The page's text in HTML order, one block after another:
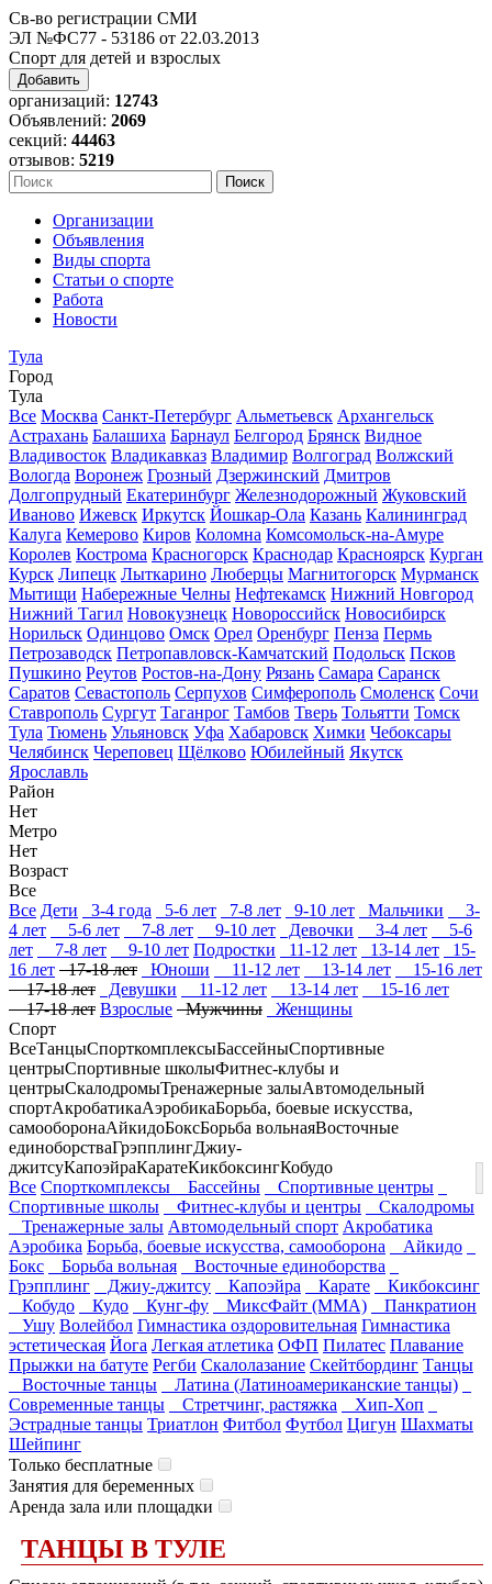
Св-во регистрации СМИ
ЭЛ №ФС77 - 53186 от 22.03.2013
Спорт для детей и взрослых
Добавить
организаций: 12743
Объявлений: 2069
секций: 44463
отзывов: 5219
Организации
Объявления
Виды спорта
Статьи о спорте
Работа
Новости
Тула
Город
Тула
Все Москва Санкт-Петербург Альметьевск Архангельск
Астрахань Балашиха Барнаул Белгород Брянск Видное
Владивосток Владикавказ Владимир Волгоград Волжский
Вологда Воронеж Грозный Дзержинский Дмитров
Долгопрудный Екатеринбург Железнодорожный Жуковский
Иваново Ижевск Иркутск Йошкар-Ола Казань Калининград
Калуга Кемерово Киров Коломна Комсомольск-на-Амуре
Королев Кострома Красногорск Краснодар Красноярск Курган
Курск Липецк Лыткарино Люберцы Магнитогорск Мурманск
Мытищи Набережные Челны Нефтекамск Нижний Новгород
Нижний Тагил Новокузнецк Новороссийск Новосибирск
Норильск Одинцово Омск Орел Оренбург Пенза Пермь
Петрозаводск Петропавловск-Камчатский Подольск Псков
Пушкино Реутов Ростов-на-Дону Рязань Самара Саранск
Саратов Севастополь Серпухов Симферополь Смоленск Сочи
Ставрополь Сургут Таганрог Тамбов Тверь Тольятти Томск
Тула Тюмень Ульяновск Уфа Хабаровск Химки Чебоксары
Челябинск Череповец Щёлково Юбилейный Якутск
Ярославль
Район
Нет
Метро
Нет
Возраст
Все
Все Дети 3-4 года 5-6 лет 7-8 лет 9-10 лет Мальчики
3-
4 лет
5-6 лет 7-8 лет 9-10 лет Девочки 3-4 лет
5-6
лет
7-8 лет 9-10 лет Подростки 11-12 лет 13-14 лет
15-
16 лет 17-18 лет Юноши 11-12 лет 13-14 лет
15-16 лет
17-18 лет
Девушки 11-12 лет 13-14 лет
15-16 лет
17-18 лет Взрослые Мужчины
Женщины
Спорт
ВсеТанцыСпорткомплексыБассейныСпортивные
центрыСпортивные школыФитнес-клубы и
центрыСкалодромыТренажерные залыАвтомодельный
спортАкробатикаАэробикаБорьба, боевые искусства,
самооборонаАйкидоБоксБорьба вольнаяВосточные
единоборстваГрэпплингДжиу-
джитсуКапоэйраКаратеКикбоксингКобудо
Все Спорткомплексы Бассейны
Спортивные центры
Спортивные школы
Фитнес-клубы и центры
Скалодромы
Тренажерные залы Автомодельный спорт Акробатика
Аэробика Борьба, боевые искусства, самооборона
Айкидо
Бокс
Борьба вольная
Восточные единоборства
Грэпплинг
Джиу-джитсу Капоэйра Карате
Кикбоксинг
Кобудо
Кудо Кунг-фу МиксФайт (ММА)
Панкратион
Ушу Волейбол Гимнастика оздоровительная Гимнастика
эстетическая Йога Легкая атлетика ОФП Пилатес Плавание
Прыжки на батуте Регби Скалолазание Скейтбординг Танцы
Восточные танцы
Латина (Латиноамериканские танцы)
Современные танцы
Стретчинг, растяжка
Хип-Хоп
Эстрадные танцы Триатлон Фитбол Футбол Цигун Шахматы
Шейпинг
Только бесплатные
Занятия для беременных
Аренда зала или площадки
ТАНЦЫ В ТУЛЕ